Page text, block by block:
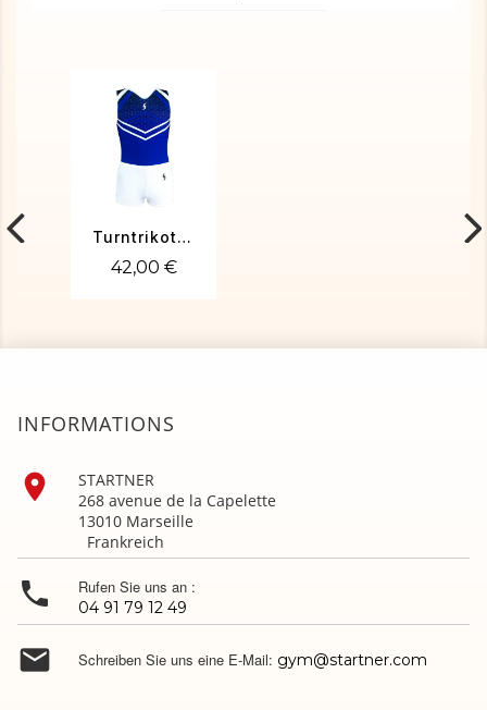
Turntrikot RAY-01
42,00 €
INFORMATIONS

STARTNER
268 avenue de la Capelette
13010 Marseille
Frankreich
 Rufen Sie uns an :
04 91 79 12 49
 Schreiben Sie uns eine E-Mail: gym@startner.com